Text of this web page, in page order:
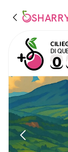
DI